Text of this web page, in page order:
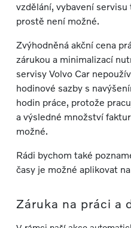
vzdělání, vybavení
prostě není možné.
Zvýhodněná akční cena
zárukou a minimalizací
servisy Volvo Car
hodinové sazby s
hodin práce, protože
a výsledné množství
možné.
Rádi bychom také
časy je možné aplikovat
Záruka na práci a